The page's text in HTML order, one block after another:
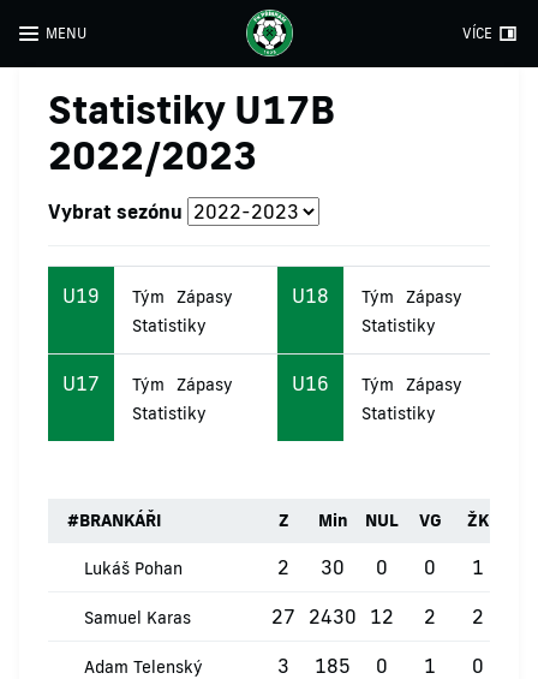
MENU VÍCE
Statistiky U17B
2022/2023
Vybrat sezónu
U19 Tým
Zápasy
Statistiky
U18 Tým
Zápasy
Statistiky
U17 Tým
Zápasy
Statistiky
U16 Tým
Zápasy
Statistiky
#BRANKÁŘI Z Min NUL VG ŽK
Lukáš Pohan 2 30 0 0 1
Samuel Karas 27 2430 12 2 2
Adam Telenský 3 185 0 1 0